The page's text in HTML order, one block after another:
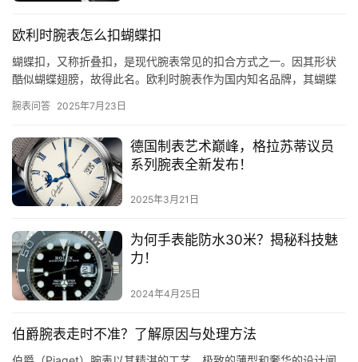
欧利时腕表怎么扣蝴蝶扣
蝴蝶扣，又称折叠扣，是现代腕表常见的扣合方式之一。因其形状
酷似蝴蝶翅膀，故得此名。欧利时腕表作为国内知名品牌，其蝴蝶
地扣上…
腕表问答 2025年7月23日
德国制表艺术巅峰，格拉苏蒂议员
系列腕表全新发布！
2025年3月21日
为何手表能防水30米？揭秘科技魅
力！
2024年4月25日
伯爵腕表走时不准？了解原因与处理方法